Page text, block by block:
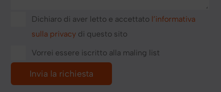
Dichiaro di aver letto e accettato l’informativa
sulla privacy di questo sito
Vorrei essere iscritto alla maling list